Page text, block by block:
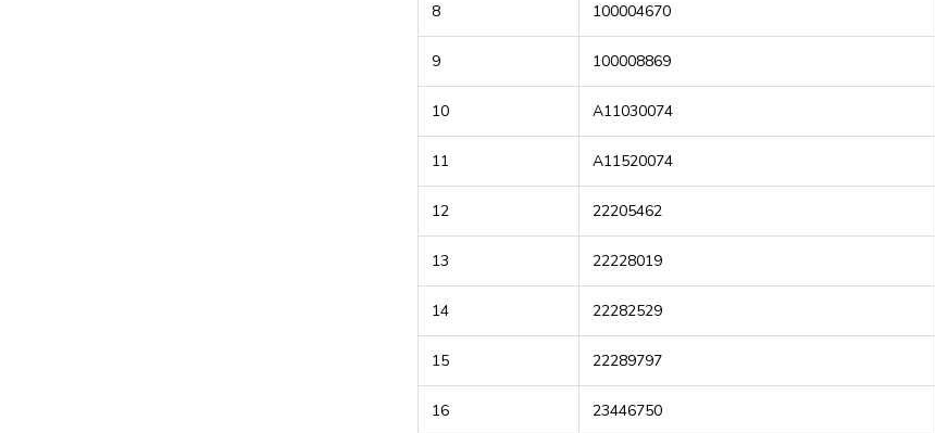
8 100004670
9 100008869
10 A11030074
11 A11520074
12 22205462
13 22228019
14 22282529
15 22289797
16 23446750